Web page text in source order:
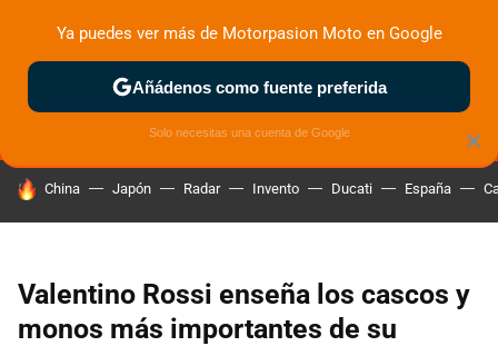
MENÚ NUEVO
ZONA DE PRUEBAS DEPORTIVAS MOTOS ELÉCTRICAS
HOY SE HABLA DE
China Japón Radar Invento Ducati España
Valentino Rossi enseña los cascos y
monos más importantes de su
×
Ya puedes ver más de Motorpasion Moto en Google
Añádenos como fuente preferida
Solo necesitas una cuenta de Google